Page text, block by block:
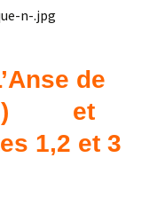
de
3) et
1,2 et 3